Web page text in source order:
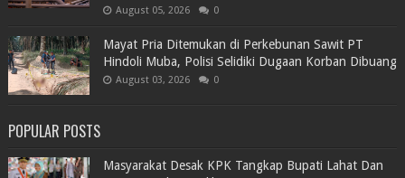
August 05, 2026 0
Mayat Pria Ditemukan di Perkebunan Sawit PT
Hindoli Muba, Polisi Selidiki Dugaan Korban Dibuang
August 03, 2026 0
POPULAR POSTS
Masyarakat Desak KPK Tangkap Bupati Lahat Dan